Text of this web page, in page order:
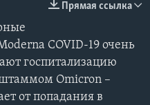
Прямая ссылка
COVID-19 очень
госпитализацию
Omicron –
от попадания в